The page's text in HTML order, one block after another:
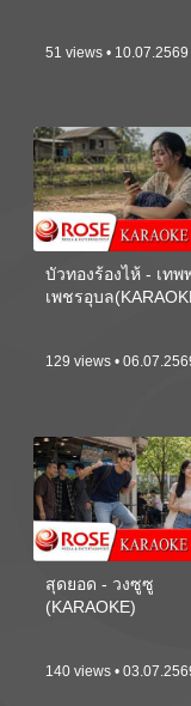
51 views • 10.07.2569
บัวทองร้องไห้ - เทพ
เพชรอุบล
129 views •
สุดยอด - วงซูซู
(KARAOKE)
140 views •